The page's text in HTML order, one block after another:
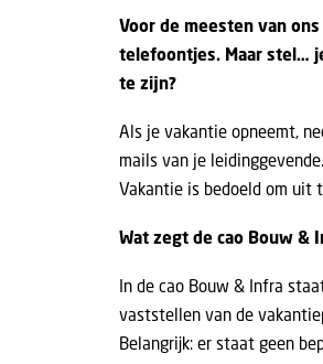
Voor de meesten van
telefoontjes. Maar stel…
te zijn?
Als je vakantie opneemt,
mails van je leidinggevende.
Vakantie is bedoeld om uit
Wat zegt de cao Bouw &
In de cao Bouw & Infra
vaststellen van de
Belangrijk: er staat geen